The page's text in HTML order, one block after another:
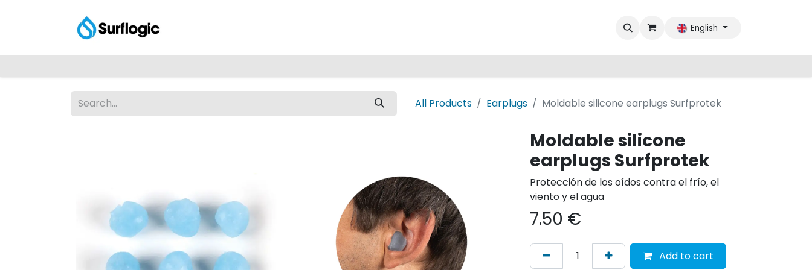
English
All Products Earplugs Moldable silicone earplugs Surfprotek
Moldable silicone
earplugs Surfprotek
Protección de los oídos contra el frío, el
viento y el agua
7.50 €
Add to cart